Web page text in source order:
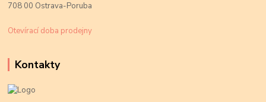
708 00 Ostrava-Poruba
Otevírací doba prodejny
Kontakty